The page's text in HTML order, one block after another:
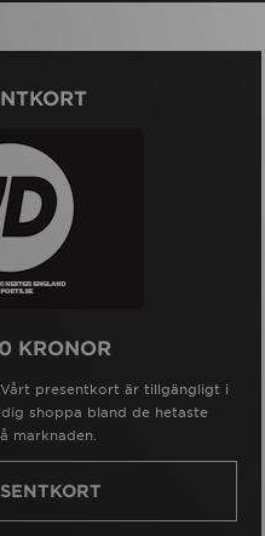
KRONOR
presentkort är tillgängligt i
shoppa bland de hetaste
marknaden.